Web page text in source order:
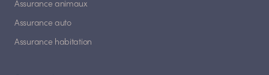
Assurance animaux
Assurance auto
Assurance habitation